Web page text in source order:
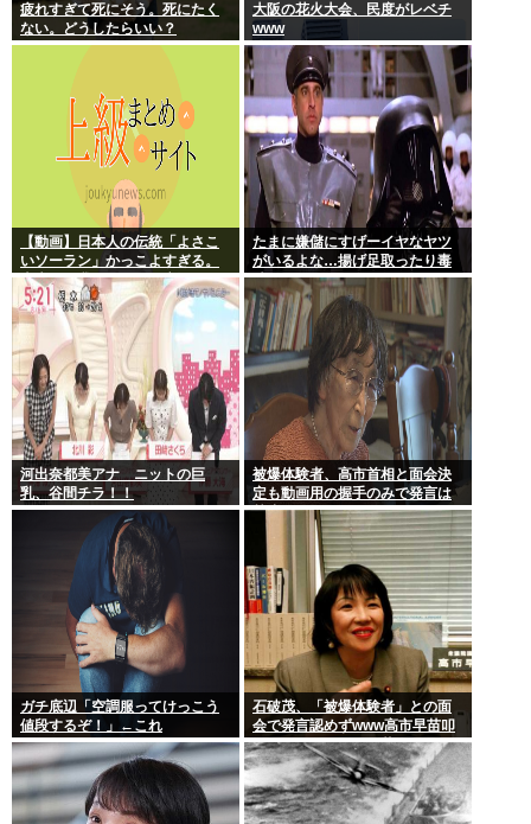
疲れすぎて死にそう。死にたく
ない。どうしたらいい？
大阪の花火大会、民度がレベチ
www
【動画】日本人の伝統「よさこ
いソーラン」かっこよすぎる。
古来から我々のDNAに刻まれた
踊り
たまに嫌儲にすげーイヤなヤツ
がいるよな…揚げ足取ったり毒
吐いたり…
河出奈都美アナ ニットの巨
乳、谷間チラ！！
被爆体験者、高市首相と面会決
定も動画用の握手のみで発言は
禁止www
ガチ底辺「空調服ってけっこう
値段するぞ！」←これ
石破茂、「被爆体験者」との面
会で発言認めずwww高市早苗叩
いてたケンモメンは革肉なもん
だねえ～w